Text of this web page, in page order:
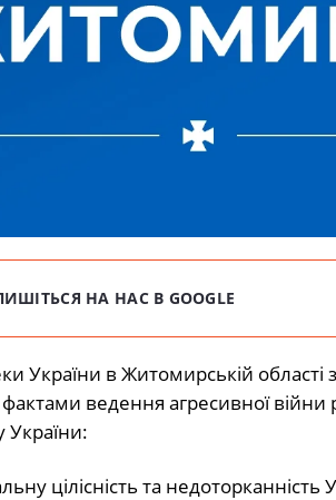
НА НАС В GOOGLE
України в Житомирській
ведення агресивної війни
України:
цілісність та недоторканність